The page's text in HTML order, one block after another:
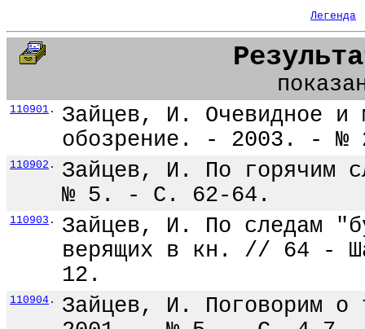
Легенда
110901 .
Зайцев, И. Очевидное
обозрение. - 2003. -
110902 .
Зайцев, И. По горячим
№ 5. - С. 62-64.
110903 .
Зайцев, И. По следам
верящих в кн. // 64 -
12.
110904 .
Зайцев, И. Поговорим